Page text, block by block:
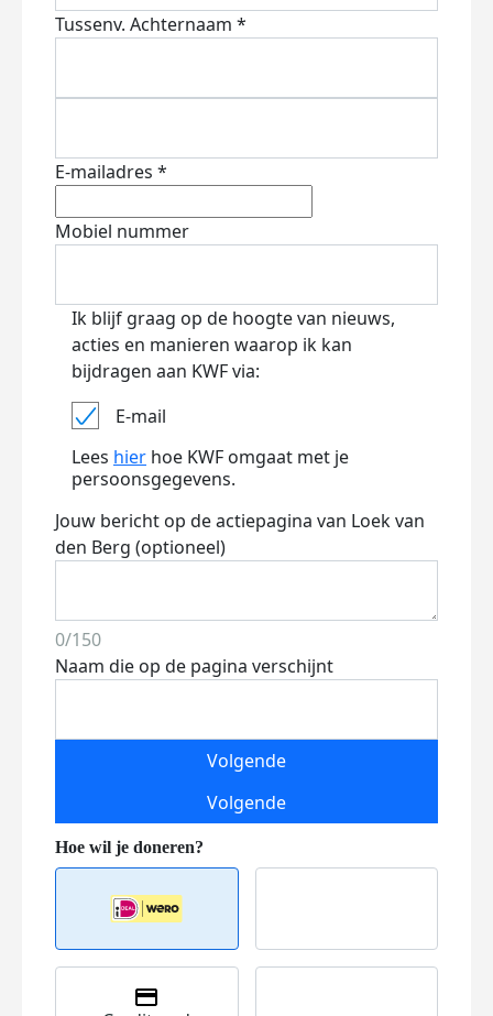
Tussenv. Achternaam *
E-mailadres *
Mobiel nummer
Ik blijf graag op de hoogte van nieuws,
acties en manieren waarop ik kan
bijdragen aan KWF via:
E-mail
Lees hier hoe KWF omgaat met je
persoonsgegevens.
Jouw bericht op de actiepagina van Loek van
den Berg (optioneel)
0/150
Naam die op de pagina verschijnt
Volgende
Volgende